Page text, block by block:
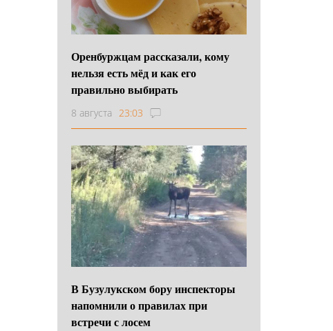
Оренбуржцам рассказали, кому
нельзя есть мёд и как его
правильно выбирать
8 августа 23:03
В Бузулукском бору инспекторы
напомнили о правилах при
встречи с лосем